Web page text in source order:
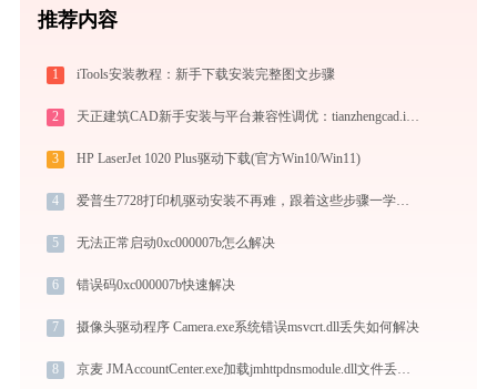
推荐内容
1 iTools安装教程：新手下载安装完整图文步骤
2 天正建筑CAD新手安装与平台兼容性调优：tianzhengcad.ijinshan.com 绿色上手秘籍
3 HP LaserJet 1020 Plus驱动下载(官方Win10/Win11)
4 爱普生7728打印机驱动安装不再难，跟着这些步骤一学就会
5 无法正常启动0xc000007b怎么解决
6 错误码0xc000007b快速解决
7 摄像头驱动程序 Camera.exe系统错误msvcrt.dll丢失如何解决
8 京麦 JMAccountCenter.exe加载jmhttpdnsmodule.dll文件丢失处理办法